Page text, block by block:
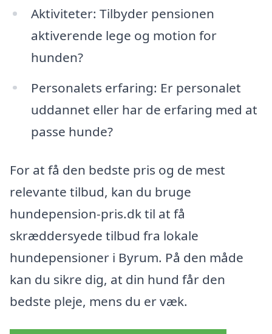
Aktiviteter: Tilbyder pensionen
aktiverende lege og motion for
hunden?
Personalets erfaring: Er personalet
uddannet eller har de erfaring med at
passe hunde?
For at få den bedste pris og de mest
relevante tilbud, kan du bruge
hundepension-pris.dk til at få
skræddersyede tilbud fra lokale
hundepensioner i Byrum. På den måde
kan du sikre dig, at din hund får den
bedste pleje, mens du er væk.